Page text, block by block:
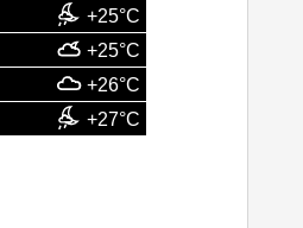
+25°C
+25°C
+26°C
+27°C